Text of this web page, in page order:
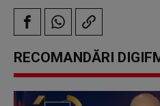
RECOMANDĂRI